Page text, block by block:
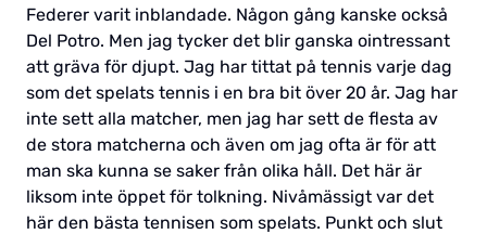
Federer varit inblandade. Någon gång kanske också
Del Potro. Men jag tycker det blir ganska ointressant
att gräva för djupt. Jag har tittat på tennis varje dag
som det spelats tennis i en bra bit över 20 år. Jag har
inte sett alla matcher, men jag har sett de flesta av
de stora matcherna och även om jag ofta är för att
man ska kunna se saker från olika håll. Det här är
liksom inte öppet för tolkning. Nivåmässigt var det
här den bästa tennisen som spelats. Punkt och slut